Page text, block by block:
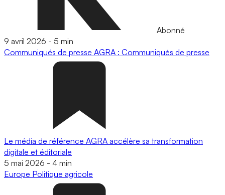
Abonné
9 avril 2026 - 5 min
Communiqués de presse AGRA : Communiqués de presse
Le média de référence AGRA accélère sa transformation
digitale et éditoriale
5 mai 2026 - 4 min
Europe Politique agricole